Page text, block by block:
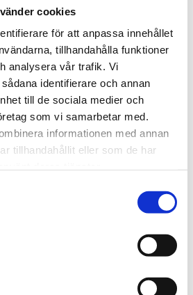
cookies
för att anpassa innehållet
tillhandahålla funktioner
analysera vår trafik. Vi
identifierare och annan
till de sociala medier och
som vi samarbetar med.
informationen med annan
tillhandahållit eller som de har
avsedda för mätning av
från värmepannor, eldstäder och
avsedda för användning i
miljö.
OM PRODUKTEN